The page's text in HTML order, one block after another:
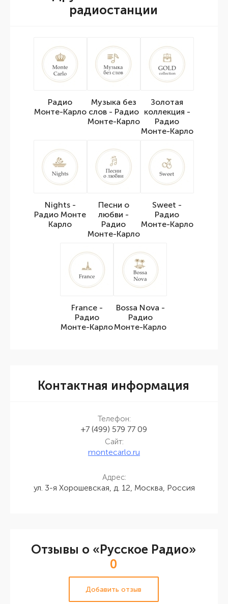
радиостанции
Радио
Монте-Карло
Музыка без
слов - Радио
Монте-Карло
Золотая
коллекция -
Радио
Монте-Карло
Nights -
Радио Монте
Карло
Песни о
любви -
Радио
Монте-Карло
Sweet -
Радио
Монте-Карло
France -
Радио
Монте-Карло
Bossa Nova -
Радио
Монте-Карло
Контактная информация
Телефон:
+7 (499) 579 77 09
Сайт:
montecarlo.ru
Адрес:
ул. 3-я Хорошевская, д. 12, Москва, Россия
Отзывы о «Русское Радио»
0
Добавить отзыв